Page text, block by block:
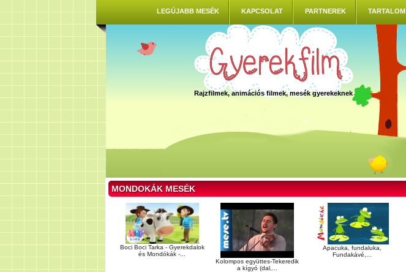
LEGÚJABB MESÉK KAPCSOLAT PARTNEREK TARTALOM
Rajzfilmek, animációs filmek, mesék gyerekeknek
MONDOKÁK MESÉK
Boci Boci Tarka - Gyerekdalok
és Mondókák -...
Kolompos együttes-Tekeredik
a kígyó (dal,...
Apacuka, fundaluka,
Fundakávé,...